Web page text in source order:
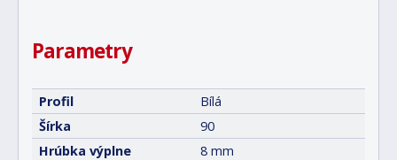
Parametry
Profil
Bílá
Šírka
90
Hrúbka výplne
8 mm